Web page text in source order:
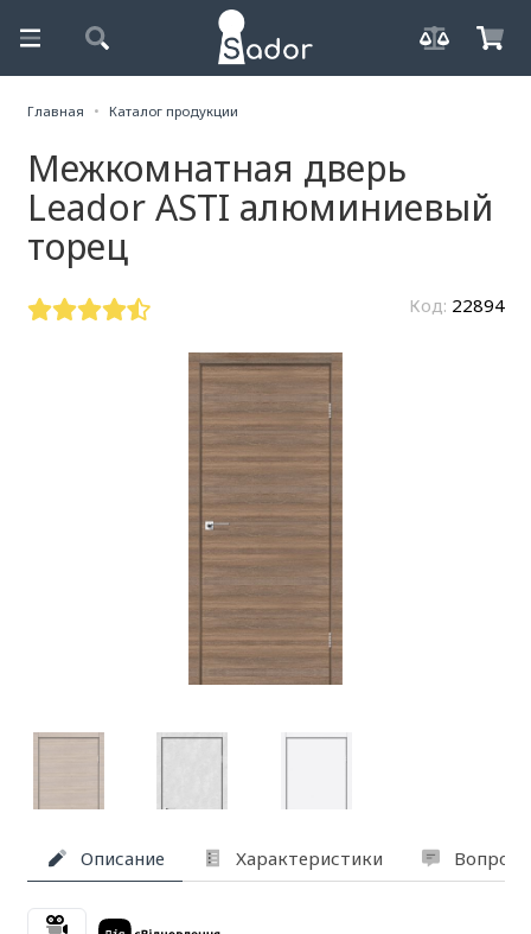
Главная Каталог продукции
Межкомнатная дверь
Leador ASTI алюминиевый
торец
Код: 22894
Описание Характеристики